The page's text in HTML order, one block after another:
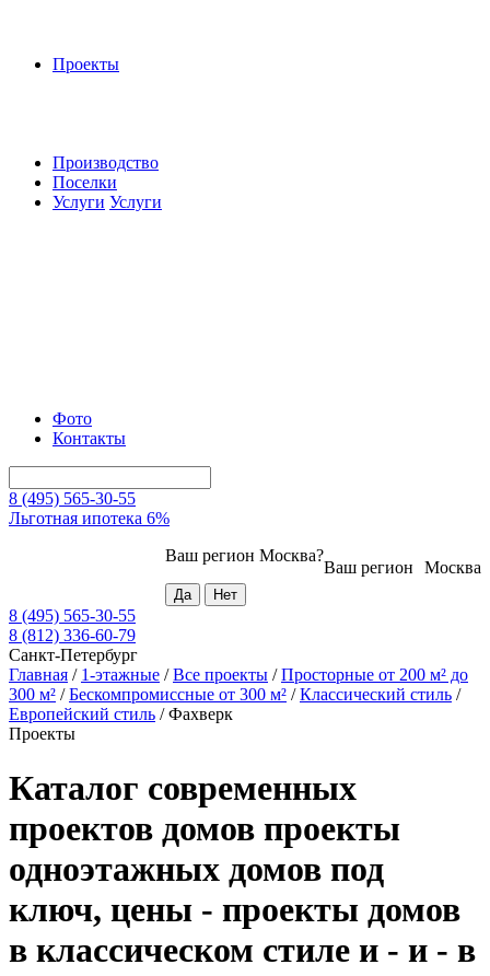
Проекты
Производство
Поселки
Услуги Услуги
Фото
Контакты
8 (495) 565-30-55
Льготная ипотека 6%
Москва
Ваш регион
Ваш регион Москва?
8 (495) 565-30-55
8 (812) 336-60-79
Санкт-Петербург
Главная / 1-этажные /Все проекты /Просторные от 200 м² до
300 м² /Бескомпромиссные от 300 м² /Классический стиль /
Европейский стиль /Фахверк
Проекты
Каталог современных
проектов домов проекты
одноэтажных домов под
ключ, цены - проекты домов
в классическом стиле и - и - в